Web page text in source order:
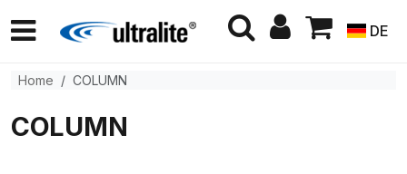
DE
Home COLUMN
COLUMN